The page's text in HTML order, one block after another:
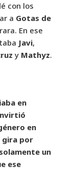
con los
a Gotas de
En ese
Javi,
yMathyz.
en
en
gira por
un
ese